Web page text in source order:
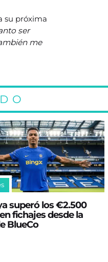
su próxima
ser
me
superó los €2.500
fichajes desde la
BlueCo